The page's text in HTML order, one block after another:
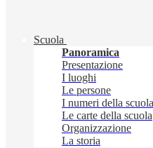
Scuola
Panoramica
Presentazione
I luoghi
Le persone
I numeri della scuola
Le carte della scuola
Organizzazione
La storia